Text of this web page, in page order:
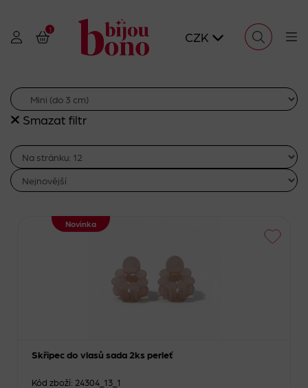
1
CZK
Smazat filtr
Novinka
Skřipec do vlasů sada 2ks perleť
Kód zboží: 24304_13_1